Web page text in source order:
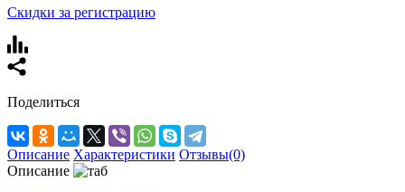
Скидки за регистрацию
Поделиться
Описание Характеристики Отзывы(0)
Описание